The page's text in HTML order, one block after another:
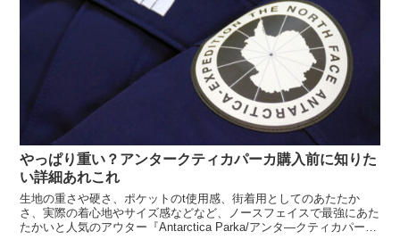
やっぱり重い？アンタークティカパーカ購入前に知りた
い詳細あれこれ
生地の重さや硬さ、ポケットのt使用感、街着用としてのあたたか
さ、実際の着心地やサイズ感などなど、ノースフェイスで最強にあた
たかいと人気のアウター『Antarctica Parka/アンタ―クティカパー